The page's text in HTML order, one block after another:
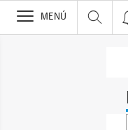
>
MENÚ